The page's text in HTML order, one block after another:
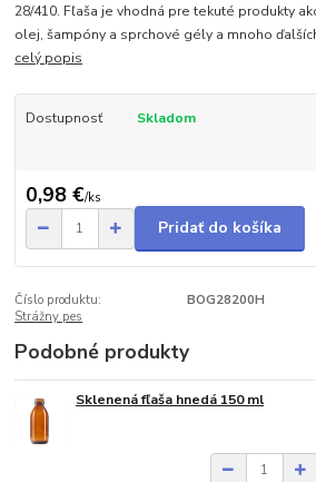
28/410. Fľaša je vhodná pre tekuté produkty
olej, šampóny a sprchové gély a mnoho
celý popis
Dostupnosť Skladom
0,98 €/ks
Pridať do košíka
Číslo produktu:
BOG28200H
Strážny pes
Podobné produkty
Sklenená fľaša hnedá 150 ml